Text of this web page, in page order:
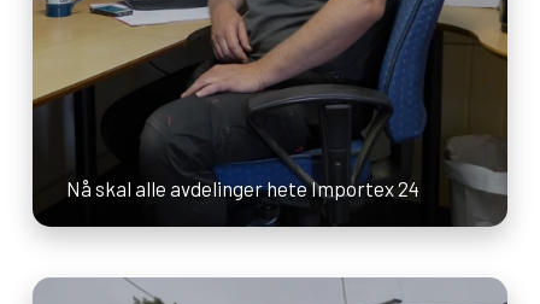
Nå skal alle avdelinger hete Importex 24